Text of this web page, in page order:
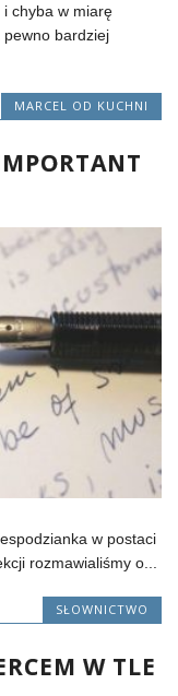
i chyba w miarę
bardziej
MARCEL OD KUCHNI
w postaci
rozmawialiśmy o...
SŁOWNICTWO
W TLE